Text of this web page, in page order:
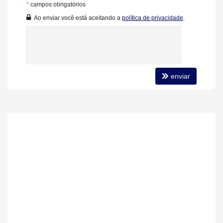
Diferenciais do Empreendimento:
Três pavimentos de garagem com acessos independentes.
Uma vaga com infra para carregamento de carro elétrico por
* campos obrigatórios
Ao enviar você está aceitando a política de privacidade
enviar